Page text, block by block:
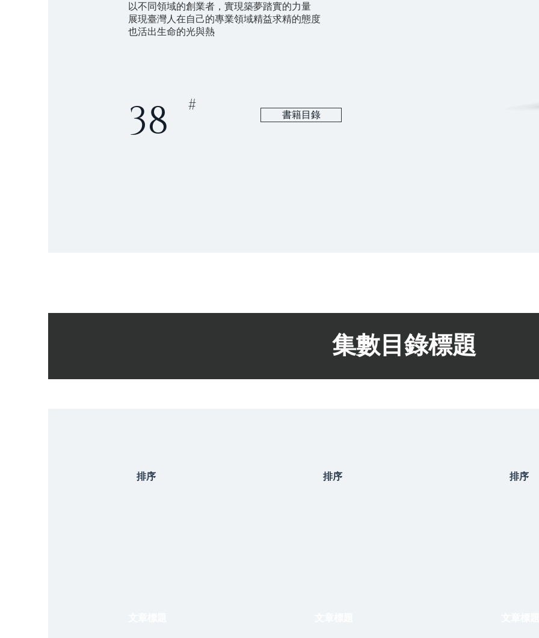
以不同領域的創業者，實現築夢踏實的力量
展現臺灣人在自己的專業領域精益求精的態度
也活出生命的光與熱
38 # 書籍目錄
​集數目錄標題
排序 排序 排序